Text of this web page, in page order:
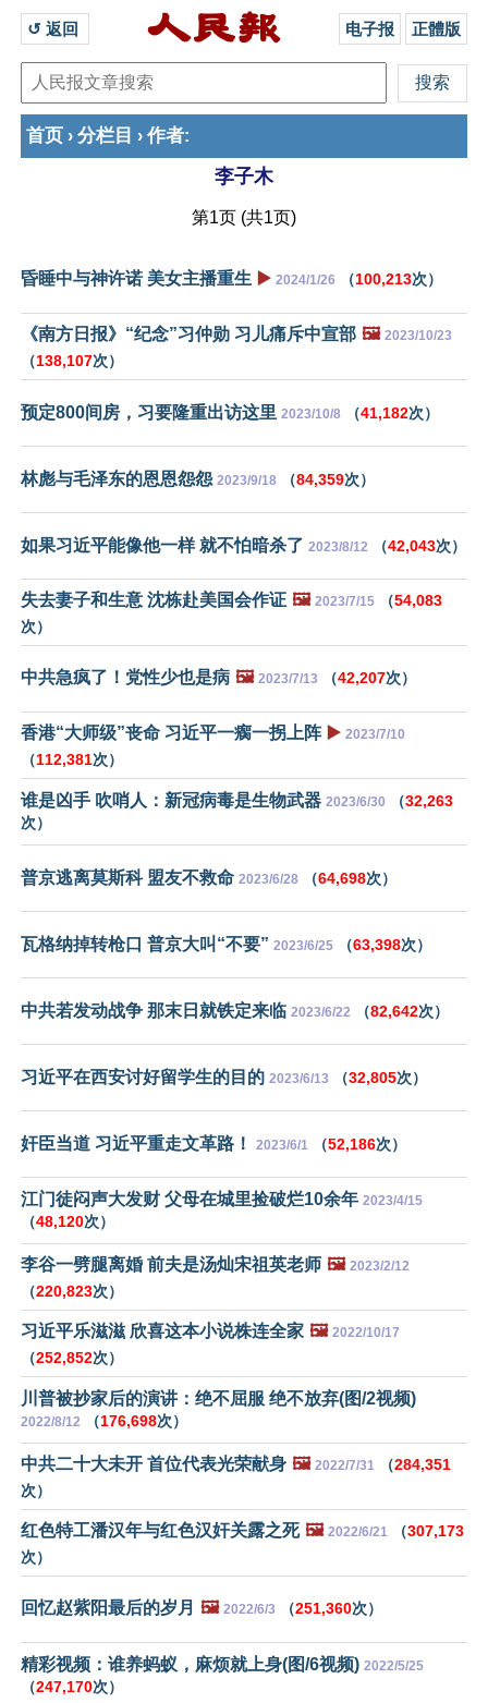
↺ 返回 电子报 正體版
首页 › 分栏目 › 作者:
李子木
第1页 (共1页)
昏睡中与神许诺 美女主播重生 ▶️ 2024/1/26 （100,213次）
《南方日报》“纪念”习仲勋 习儿痛斥中宣部 🖼️ 2023/10/23
（138,107次）
预定800间房，习要隆重出访这里 2023/10/8 （41,182次）
林彪与毛泽东的恩恩怨怨 2023/9/18 （84,359次）
如果习近平能像他一样 就不怕暗杀了 2023/8/12 （42,043次）
失去妻子和生意 沈栋赴美国会作证 🖼️ 2023/7/15 （54,083
次）
中共急疯了！党性少也是病 🖼️ 2023/7/13 （42,207次）
香港“大师级”丧命 习近平一瘸一拐上阵 ▶️ 2023/7/10
（112,381次）
谁是凶手 吹哨人：新冠病毒是生物武器 2023/6/30 （32,263
次）
普京逃离莫斯科 盟友不救命 2023/6/28 （64,698次）
瓦格纳掉转枪口 普京大叫“不要” 2023/6/25 （63,398次）
中共若发动战争 那末日就铁定来临 2023/6/22 （82,642次）
习近平在西安讨好留学生的目的 2023/6/13 （32,805次）
奸臣当道 习近平重走文革路！ 2023/6/1 （52,186次）
江门徒闷声大发财 父母在城里捡破烂10余年 2023/4/15
（48,120次）
李谷一劈腿离婚 前夫是汤灿宋祖英老师 🖼️ 2023/2/12
（220,823次）
习近平乐滋滋 欣喜这本小说株连全家 🖼️ 2022/10/17
（252,852次）
川普被抄家后的演讲：绝不屈服 绝不放弃(图/2视频)
2022/8/12 （176,698次）
中共二十大未开 首位代表光荣献身 🖼️ 2022/7/31 （284,351
次）
红色特工潘汉年与红色汉奸关露之死 🖼️ 2022/6/21 （307,173
次）
回忆赵紫阳最后的岁月 🖼️ 2022/6/3 （251,360次）
精彩视频：谁养蚂蚁，麻烦就上身(图/6视频) 2022/5/25
（247,170次）